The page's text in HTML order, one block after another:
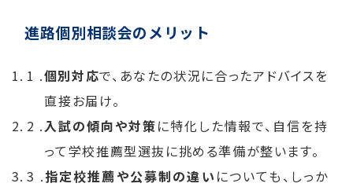
進路個別相談会のメリット
個別対応で、あなたの状況に合ったアドバイスを
直接お届け。
入試の傾向や対策に特化した情報で、自信を持
って学校推薦型選抜に挑める準備が整います。
指定校推薦や公募制の違い についても、しっか